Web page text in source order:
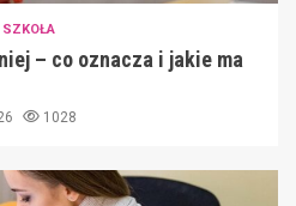
SZKOŁA
– co oznacza i jakie ma
1028